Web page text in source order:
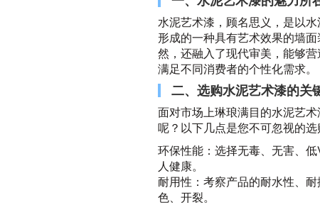
水泥艺术漆，顾名思义，是以
形成的一种具有艺术效果的墙
然，还融入了现代审美，能够
满足不同消费者的个性化需求。
二、选购水泥艺术漆的关
面对市场上琳琅满目的水泥艺
呢？以下几点是您不可忽视的选
环保性能：选择无毒、无害、
人健康。
耐用性：考察产品的耐水性、
色、开裂。